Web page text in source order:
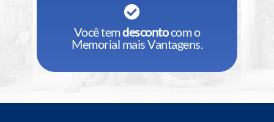
Você temdescontocom o
Memorial mais Vantagens.